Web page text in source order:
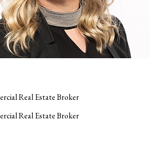
Real Estate Broker
Real Estate Broker